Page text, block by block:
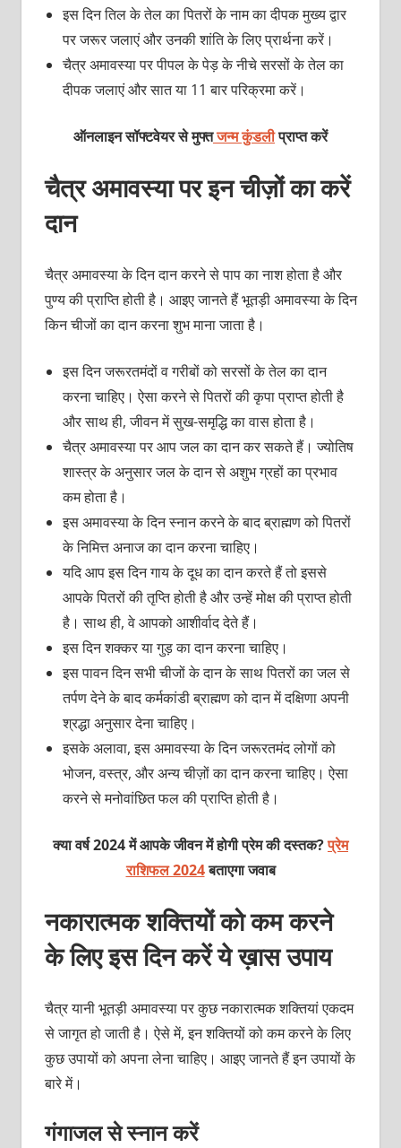
इस दिन तिल के तेल का पितरों के नाम का दीपक मुख्य द्वार
पर जरूर जलाएं और उनकी शांति के लिए प्रार्थना करें।
चैत्र अमावस्या पर पीपल के पेड़ के नीचे सरसों के तेल का
दीपक जलाएं और सात या 11 बार परिक्रमा करें।
ऑनलाइन सॉफ्टवेयर से मुफ्तजन्म कुंडलीप्राप्त करें
चैत्र अमावस्या पर इन चीज़ों का करें
दान
चैत्र अमावस्या के दिन दान करने से पाप का नाश होता है और
पुण्य की प्राप्ति होती है। आइए जानते हैं भूतड़ी अमावस्या के दिन
किन चीजों का दान करना शुभ माना जाता है।
इस दिन जरूरतमंदों व गरीबों को सरसों के तेल का दान
करना चाहिए। ऐसा करने से पितरों की कृपा प्राप्त होती है
और साथ ही, जीवन में सुख-समृद्धि का वास होता है।
चैत्र अमावस्या पर आप जल का दान कर सकते हैं। ज्योतिष
शास्त्र के अनुसार जल के दान से अशुभ ग्रहों का प्रभाव
कम होता है।
इस अमावस्या के दिन स्नान करने के बाद ब्राह्मण को पितरों
के निमित्त अनाज का दान करना चाहिए।
यदि आप इस दिन गाय के दूध का दान करते हैं तो इससे
आपके पितरों की तृप्ति होती है और उन्हें मोक्ष की प्राप्त होती
है। साथ ही, वे आपको आशीर्वाद देते हैं।
इस दिन शक्कर या गुड़ का दान करना चाहिए।
इस पावन दिन सभी चीजों के दान के साथ पितरों का जल से
तर्पण देने के बाद कर्मकांडी ब्राह्मण को दान में दक्षिणा अपनी
श्रद्धा अनुसार देना चाहिए।
इसके अलावा, इस अमावस्या के दिन जरूरतमंद लोगों को
भोजन, वस्त्र, और अन्य चीज़ों का दान करना चाहिए। ऐसा
करने से मनोवांछित फल की प्राप्ति होती है।
क्या वर्ष 2024 में आपके जीवन में होगी प्रेम की दस्तक?प्रेम
राशिफल 2024बताएगा जवाब
नकारात्मक शक्तियों को कम करने
के लिए इस दिन करें ये ख़ास उपाय
चैत्र यानी भूतड़ी अमावस्या पर कुछ नकारात्मक शक्तियां एकदम
से जागृत हो जाती है। ऐसे में, इन शक्तियों को कम करने के लिए
कुछ उपायों को अपना लेना चाहिए। आइए जानते हैं इन उपायों के
बारे में।
गंगाजल से स्नान करें